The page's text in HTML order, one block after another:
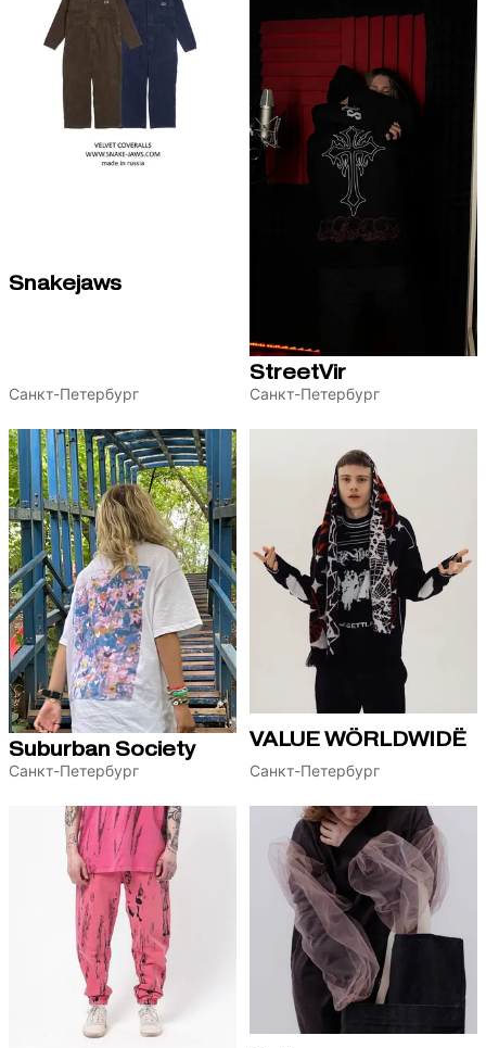
Snakejaws
Санкт-Петербург
StreetVir
Санкт-Петербург
Suburban Society
Санкт-Петербург
VALUE WÖRLDWIDË
Санкт-Петербург